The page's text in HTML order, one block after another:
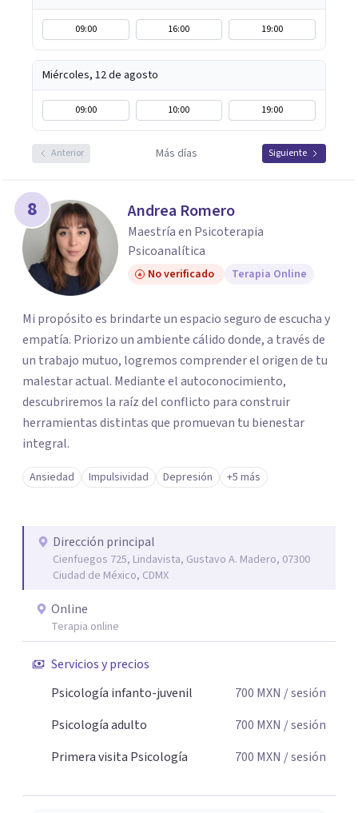
09:00 16:00 19:00
Miércoles, 12 de agosto
09:00 10:00 19:00
Anterior Más días Siguiente
8 Andrea Romero
Maestría en Psicoterapia
Psicoanalítica
No verificado Terapia Online
Mi propósito es brindarte un espacio seguro de escucha y
empatía. Priorizo un ambiente cálido donde, a través de
un trabajo mutuo, logremos comprender el origen de tu
malestar actual. Mediante el autoconocimiento,
descubriremos la raíz del conflicto para construir
herramientas distintas que promuevan tu bienestar
integral.
Ansiedad Impulsividad Depresión +5 más
Dirección principal
Cienfuegos 725, Lindavista, Gustavo A. Madero, 07300
Ciudad de México, CDMX
Online
Terapia online
Servicios y precios
Psicología infanto-juvenil
700 MXN / sesión
Psicología adulto
700 MXN / sesión
Primera visita Psicología
700 MXN / sesión